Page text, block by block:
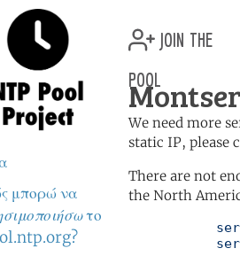
μπορώ να
το
join the
pool
We need more
static IP, please
There are not
the North